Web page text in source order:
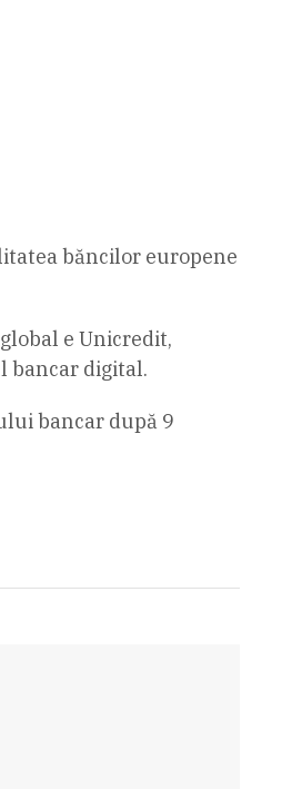
băncilor europene
e Unicredit,
bancar digital.
bancar după 9